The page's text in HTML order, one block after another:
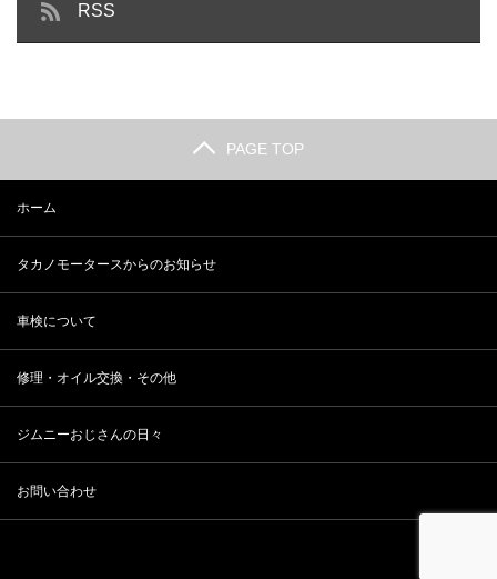
RSS
PAGE TOP
ホーム
タカノモータースからのお知らせ
車検について
修理・オイル交換・その他
ジムニーおじさんの日々
お問い合わせ